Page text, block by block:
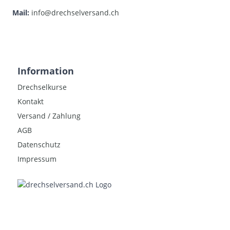
Mail: info@drechselversand.ch
Information
Drechselkurse
Kontakt
Versand / Zahlung
AGB
Datenschutz
Impressum